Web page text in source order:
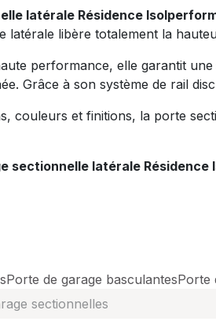
latérale Résidence
latérale libère totalement la
performance, elle garantit
Grâce à son système de rail
couleurs et finitions, la porte
sectionnelle latérale Résidence
Porte de garage basculantesPorte